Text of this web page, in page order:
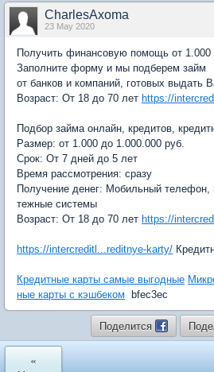
CharlesAxoma
23 May 2020
Получить финансовую помощь от 1.000
Заполните форму и мы подберем займ
от банков и компаний, готовых выдать
Возраст: От 18 до 70 лет https://
Подбор займа онлайн, кредитов,
Размер: от 1.000 до 1.000.000 руб.
Срок: От 7 дней до 5 лет
Время рассмотрения: сразу
Получение денег: Мобильный
тежные системы
Возраст: От 18 до 70 лет https://
https://intercreditl...reditnye-karty/
Кредитные карты самые выгодные
ные карты с кэшбеком bfec3ec
Поделится
«